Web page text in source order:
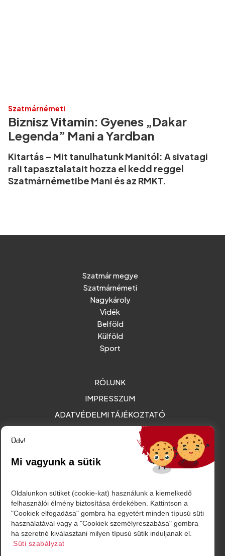
Szatmárnémeti
Biznisz Vitamin: Gyenes „Dakar
Legenda” Mani a Yardban
Kitartás – Mit tanulhatunk Manitól: A sivatagi
rali tapasztalatait hozza el kedd reggel
Szatmárnémetibe Mani és az RMKT.
Szatmár megye
Szatmárnémeti
Nagykároly
Vidék
Belföld
Külföld
Sport
RÓLUNK
IMPRESSZUM
ADATVÉDELMI TÁJÉKOZTATÓ
MÉDIAAJÁNLAT - REKLÁMOK
Amurgului utca 2. szám, Szatmárnémeti
Üdv!
Mi vagyunk a sütik
Oldalunkon sütiket (cookie-kat) használunk a kiemelkedő
felhasználói élmény biztosítása érdekében. Kattintson a
"Cookiek elfogadása" gombra ha egyetért minden típusú süti
használatával vagy a "Cookiek személyreszabása" gombra
ha szeretné kiválasztani milyen típusú sütik induljanak el.
Süti szabályzat